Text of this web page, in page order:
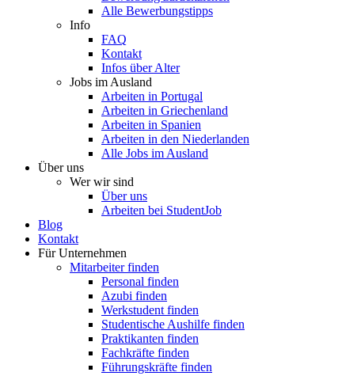
Alle Bewerbungstipps
Info
FAQ
Kontakt
Infos über Alter
Jobs im Ausland
Arbeiten in Portugal
Arbeiten in Griechenland
Arbeiten in Spanien
Arbeiten in den Niederlanden
Alle Jobs im Ausland
Über uns
Wer wir sind
Über uns
Arbeiten bei StudentJob
Blog
Kontakt
Für Unternehmen
Mitarbeiter finden
Personal finden
Azubi finden
Werkstudent finden
Studentische Aushilfe finden
Praktikanten finden
Fachkräfte finden
Führungskräfte finden